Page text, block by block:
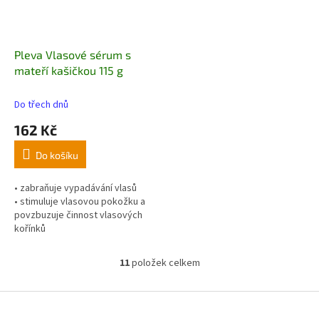
Pleva Vlasové sérum s
mateří kašičkou 115 g
Do třech dnů
162 Kč
Do košíku
• zabraňuje vypadávání vlasů
• stimuluje vlasovou pokožku a
povzbuzuje činnost vlasových
kořínků
O
l
11položek celkem